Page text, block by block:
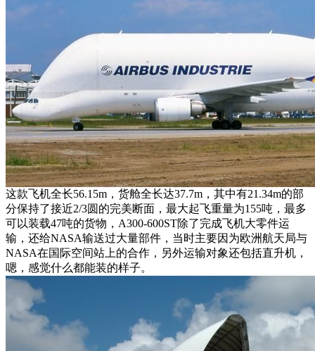
这款飞机全长56.15m，货舱全长达37.7m，其中有21.34m的部
分保持了接近2/3圆的完美断面，最大起飞重量为155吨，最多
可以装载47吨的货物，A300-600ST除了完成飞机大零件运
输，还给NASA输送过大量部件，当时主要因为欧洲航天局与
NASA在国际空间站上的合作，另外运输对象还包括直升机，
嗯，感觉什么都能装的样子。